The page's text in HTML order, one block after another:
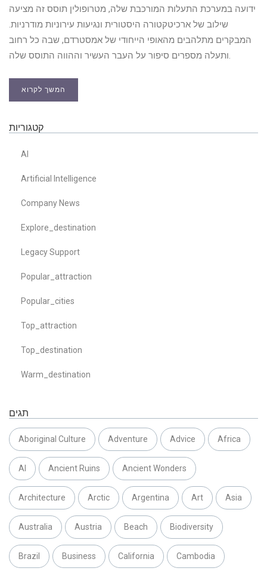
ידועה במערכת התעלות המורכבת שלה, מטרופולין תוסס זה מציעה
שילוב של ארכיטקטורה היסטורית ונגיעות עירוניות מודרניות.
המבקרים מתלהבים מהאופי הייחודי של אמסטרדם, שבה כל רחוב
ותעלה מספרים סיפור על העבר העשיר וההווה התוסס שלה.
המשך לקרוא
קטגוריות
AI
Artificial Intelligence
Company News
Explore_destination
Legacy Support
Popular_attraction
Popular_cities
Top_attraction
Top_destination
Warm_destination
תגים
Aboriginal Culture Adventure Advice Africa
AI Ancient Ruins Ancient Wonders
Architecture Arctic Argentina Art Asia
Australia Austria Beach Biodiversity
Brazil Business California Cambodia